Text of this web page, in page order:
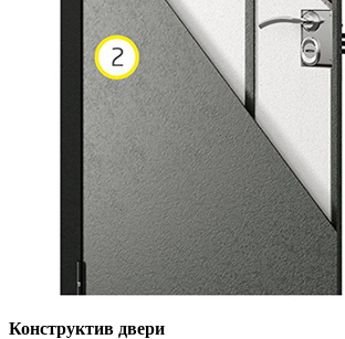
Конструктив двери